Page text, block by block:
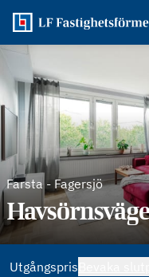
Farsta- Fagersjö
Utgångspris